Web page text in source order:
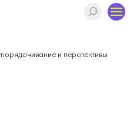
и перспективы